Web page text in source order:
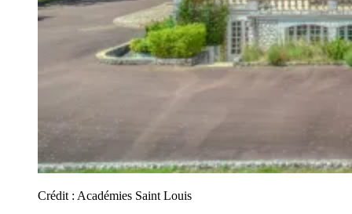
Crédit : Académies Saint Louis